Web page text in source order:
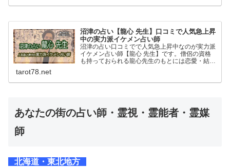
沼津の占い【龍心 先生】口コミで人気急上昇
中の実力派イケメン占い師
沼津の占い口コミでで人気急上昇中なのが実力派
イケメン占い師【龍心 先生】です。僧侶の資格
も持っておられる龍心先生のもとには恋愛・結
介しています。
tarot78.net
あなたの街の占い師・霊視・霊能者・霊媒
師
北海道・東北地方